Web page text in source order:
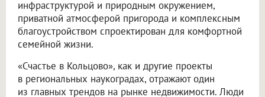
инфраструктурой и природным окружением,
приватной атмосферой пригорода и комплексным
благоустройством спроектирован для комфортной
семейной жизни.
«Счастье в Кольцово», как и другие проекты
в региональных наукоградах, отражают один
из главных трендов на рынке недвижимости. Люди